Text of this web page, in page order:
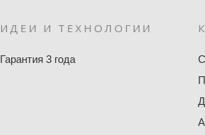
ИДЕИ И ТЕХНОЛОГИИ
Гарантия 3 года